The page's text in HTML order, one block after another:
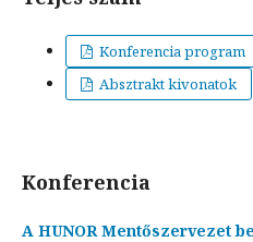
Konferencia program
Absztrakt kivonatok
Konferencia
A HUNOR Mentőszervezet